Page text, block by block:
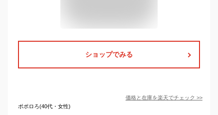
ショップでみる
価格と在庫を楽天でチェック >>
ポポロろ(40代・女性)